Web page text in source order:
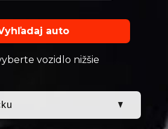
auto
vozidlo nižšie